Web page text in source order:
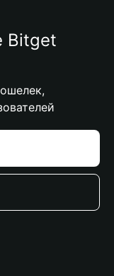
Bitget